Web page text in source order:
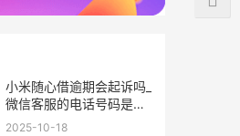
小米随心借逾期会起诉吗_
微信客服的电话号码是多
少,天梭手表客服电话是多
2025-10-18